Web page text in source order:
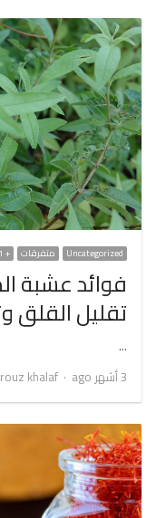
Uncategorized متفرقات + 1 more
فوائد عشبة
تقليل القلق
…
3 أشهر ago
Author
khalaf